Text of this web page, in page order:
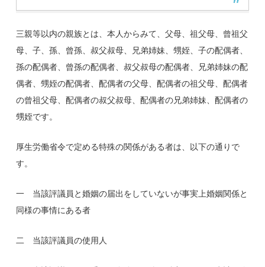
三親等以内の親族とは、本人からみて、父母、祖父母、曾祖父
母、子、孫、曾孫、叔父叔母、兄弟姉妹、甥姪、子の配偶者、
孫の配偶者、曾孫の配偶者、叔父叔母の配偶者、兄弟姉妹の配
偶者、甥姪の配偶者、配偶者の父母、配偶者の祖父母、配偶者
の曾祖父母、配偶者の叔父叔母、配偶者の兄弟姉妹、配偶者の
甥姪です。
厚生労働省令で定める特殊の関係がある者は、以下の通りで
す。
一 当該評議員と婚姻の届出をしていないが事実上婚姻関係と
同様の事情にある者
二 当該評議員の使用人